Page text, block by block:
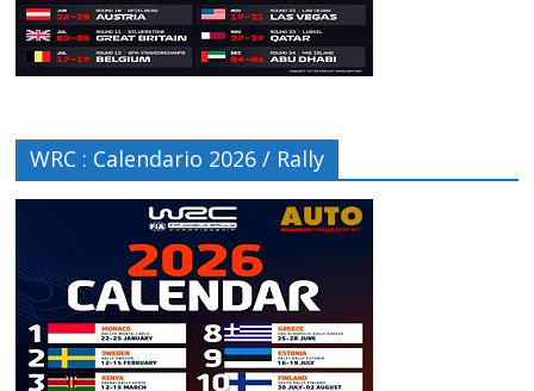
WRC : Calendario 2026 / Rally